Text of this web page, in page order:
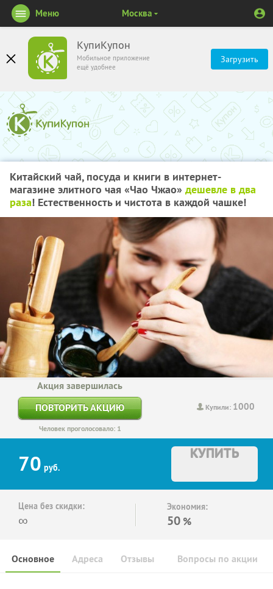
КупиКупон
Мобильное приложение
ещё удобнее
Загрузить
Меню Москва
Китайский чай, посуда и книги в интернет-
магазине элитного чая «Чао Чжао» дешевле в два
раза! Естественность и чистота в каждой чашке!
Купили: 1000
Акция завершилась
ПОВТОРИТЬ АКЦИЮ
Человек проголосовало: 1
70 руб.
КУПИТЬ
Цена без скидки:
∞
Экономия:
50 %
Основное Отзывы Вопросы по акции
Адреса